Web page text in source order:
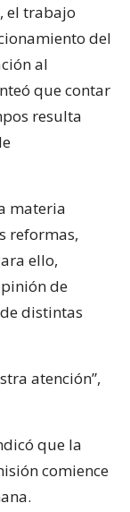
el trabajo
del
al
que contar
resulta
materia
reformas,
ello,
de
distintas
atención”,
que la
comience